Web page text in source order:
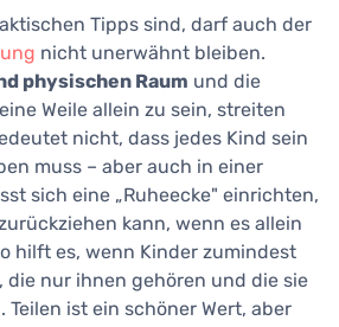
Tipps sind, darf auch der
nicht unerwähnt bleiben.
physischen Raum und die
Weile allein zu sein, streiten
nicht, dass jedes Kind sein
muss – aber auch in einer
sich eine „Ruheecke" einrichten,
kann, wenn es allein
hilft es, wenn Kinder zumindest
die nur ihnen gehören und die sie
ist ein schöner Wert, aber